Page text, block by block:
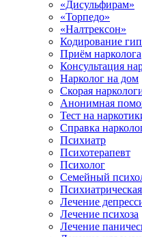
«Дисульфирам»
«Торпедо»
«Налтрексон»
Кодирование
Приём нарколога
Консультация
Нарколог на дом
Скорая
Анонимная
Тест на
Справка
Психиатр
Психотерапевт
Психолог
Семейный
Лечение
Лечение психоза
Лечение